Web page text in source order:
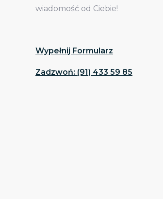
wiadomość od Ciebie!
Wypełnij Formularz
Zadzwoń: (91) 433 59 85